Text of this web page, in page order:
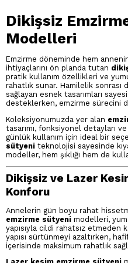
Dikişsiz
Modelleri
Emzirme döneminde hem
ihtiyaçlarını ön planda tutan
pratik kullanım özellikleri ve
rahatlık sunar. Hamilelik sonrası
sağlayan esnek tasarımları
desteklerken, emzirme sürecini
Koleksiyonumuzda yer alan
tasarımı, fonksiyonel detayları
günlük kullanım için ideal bir
sütyeni teknolojisi sayesinde
modeller, hem şıklığı hem de
Dikişsiz ve Lazer
Konforu
Annelerin gün boyu rahat
emzirme sütyeni modelleri,
yapısıyla cildi rahatsız etmeden
yapısı sürtünmeyi azaltırken,
içerisinde maksimum rahatlık